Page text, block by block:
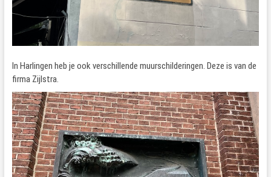
In Harlingen heb je ook verschillende muurschilderingen. Deze is van de
firma Zijlstra.